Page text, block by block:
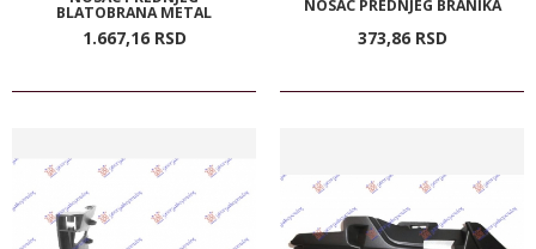
BLATOBRANA METAL
1.667,16 RSD
NOSAC PREDNJEG BRANIKA
373,86 RSD